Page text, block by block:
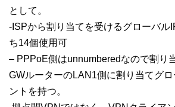
として。
-ISPから割り当てを受けるグローバル
ち14個使用可
– PPPoE側はunnumberedなので割り
GWルーターのLAN1側に割り当てグ
ントを持つ。